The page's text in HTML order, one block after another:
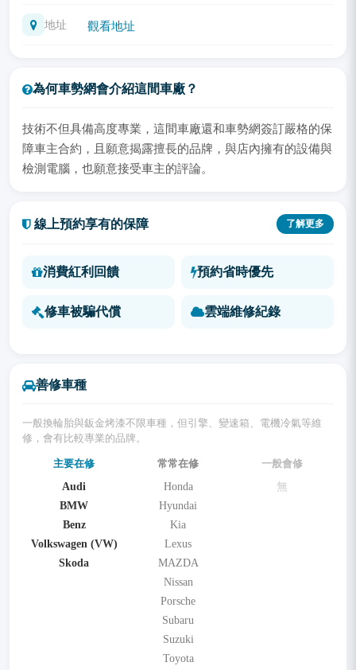
地址 觀看地址
為何車勢網會介紹這間車廠？
技術不但具備高度專業，這間車廠還和車勢網簽訂嚴格的保
障車主合約，且願意揭露擅長的品牌，與店內擁有的設備與
檢測電腦，也願意接受車主的評論。
線上預約享有的保障 了解更多
消費紅利回饋 預約省時優先
修車被騙代償 雲端維修紀錄
善修車種
一般換輪胎與鈑金烤漆不限車種，但引擎、變速箱、電機冷氣等維
修，會有比較專業的品牌。
主要在修
Audi
BMW
Benz
Volkswagen (VW)
Skoda
常常在修
Honda
Hyundai
Kia
Lexus
MAZDA
Nissan
Porsche
Subaru
Suzuki
Toyota
一般會修
無